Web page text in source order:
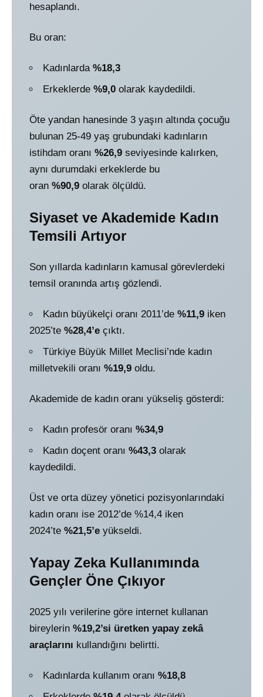
hesaplandı.
Bu oran:
Kadınlarda %18,3
Erkeklerde %9,0 olarak kaydedildi.
Öte yandan hanesinde 3 yaşın altında çocuğu
bulunan 25-49 yaş grubundaki kadınların
istihdam oranı %26,9 seviyesinde kalırken,
aynı durumdaki erkeklerde bu
oran %90,9 olarak ölçüldü.
Siyaset ve Akademide Kadın
Temsili Artıyor
Son yıllarda kadınların kamusal görevlerdeki
temsil oranında artış gözlendi.
Kadın büyükelçi oranı 2011’de %11,9 iken
2025’te %28,4’e çıktı.
Türkiye Büyük Millet Meclisi’nde kadın
milletvekili oranı %19,9 oldu.
Akademide de kadın oranı yükseliş gösterdi:
Kadın profesör oranı %34,9
Kadın doçent oranı %43,3 olarak
kaydedildi.
Üst ve orta düzey yönetici pozisyonlarındaki
kadın oranı ise 2012’de %14,4 iken
2024’te %21,5’e yükseldi.
Yapay Zeka Kullanımında
Gençler Öne Çıkıyor
2025 yılı verilerine göre internet kullanan
bireylerin %19,2’si üretken yapay zekâ
araçlarını kullandığını belirtti.
Kadınlarda kullanım oranı %18,8